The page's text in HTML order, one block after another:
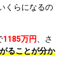
くらになるの
1185万円
、さ
ることが分か